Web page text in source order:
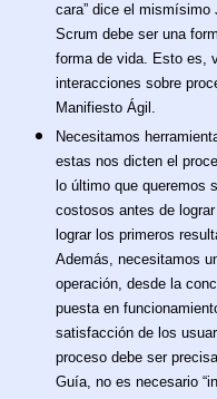
cara” dice el mismísimo
Scrum debe ser una
forma de vida. Esto es,
interacciones sobre
Manifiesto Ágil.
Necesitamos
estas nos dicten el
lo último que queremos
costosos antes de
lograr los primeros
Además, necesitamos
operación, desde la
puesta en
satisfacción de los
proceso debe ser
Guía, no es necesario